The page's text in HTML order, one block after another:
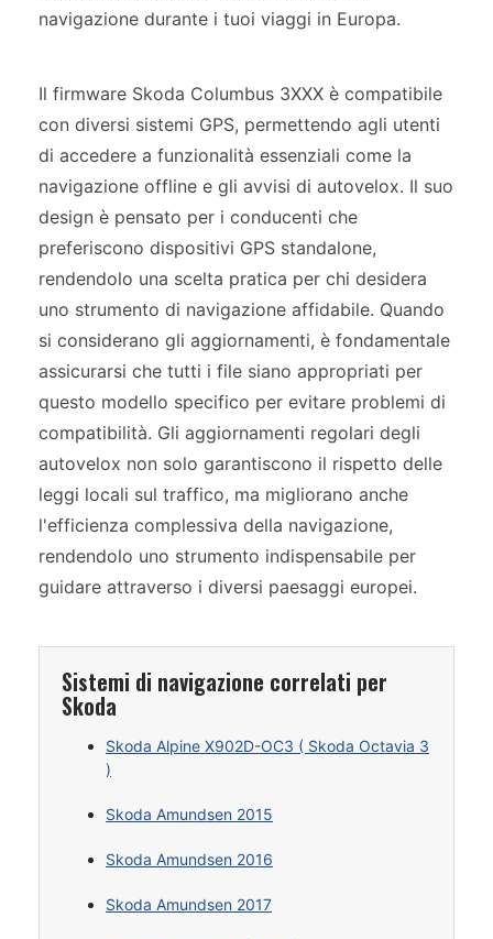
navigazione durante i tuoi viaggi in Europa.
Il firmware Skoda Columbus 3XXX è compatibile
con diversi sistemi GPS, permettendo agli utenti
di accedere a funzionalità essenziali come la
navigazione offline e gli avvisi di autovelox. Il suo
design è pensato per i conducenti che
preferiscono dispositivi GPS standalone,
rendendolo una scelta pratica per chi desidera
uno strumento di navigazione affidabile. Quando
si considerano gli aggiornamenti, è fondamentale
assicurarsi che tutti i file siano appropriati per
questo modello specifico per evitare problemi di
compatibilità. Gli aggiornamenti regolari degli
autovelox non solo garantiscono il rispetto delle
leggi locali sul traffico, ma migliorano anche
l'efficienza complessiva della navigazione,
rendendolo uno strumento indispensabile per
guidare attraverso i diversi paesaggi europei.
Sistemi di navigazione correlati per
Skoda
Skoda Alpine X902D-OC3 ( Skoda Octavia 3
)
Skoda Amundsen 2015
Skoda Amundsen 2016
Skoda Amundsen 2017